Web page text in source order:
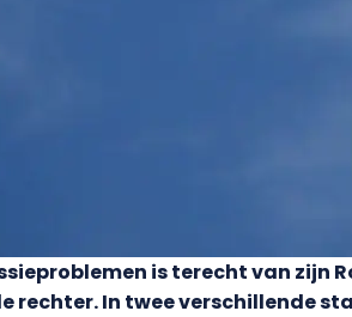
is terecht van
rechter. In twee verschillende